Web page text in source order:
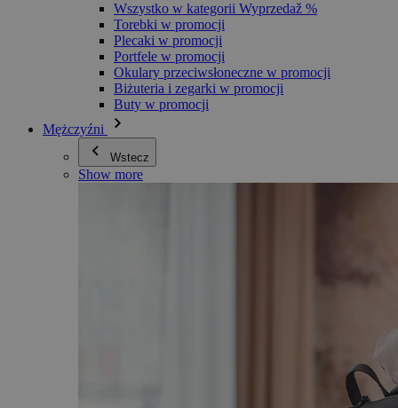
Wszystko w kategorii Wyprzedaž %
Torebki w promocji
Plecaki w promocji
Portfele w promocji
Okulary przeciwsłoneczne w promocji
Biżuteria i zegarki w promocji
Buty w promocji
Mężczyźni
Wstecz
Show more